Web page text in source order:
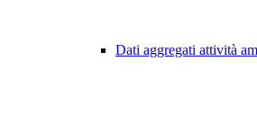
Dati aggregati attività